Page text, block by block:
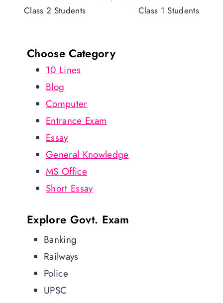
Class 2 Students
Class 1 Students
Choose Category
10 Lines
Blog
Computer
Entrance Exam
Essay
General Knowledge
MS Office
Short Essay
Explore Govt. Exam
Banking
Railways
Police
UPSC